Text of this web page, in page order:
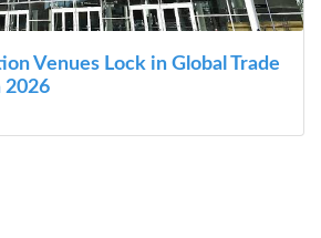
Venues Lock in Global Trade
2026